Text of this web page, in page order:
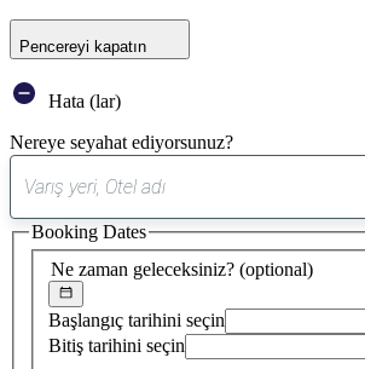
Pencereyi kapatın
Hata (lar)
Nereye seyahat ediyorsunuz?
öneri
bulundu
Ne zaman geleceksiniz? (optional)
Başlangıç tarihini seçin
Bitiş tarihini seçin
Booking Dates